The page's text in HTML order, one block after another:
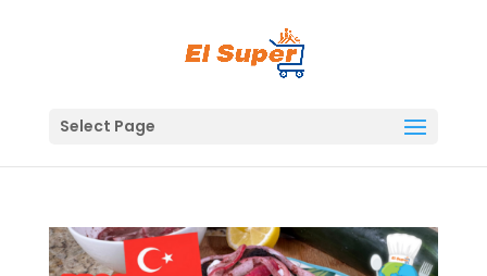
Select Page